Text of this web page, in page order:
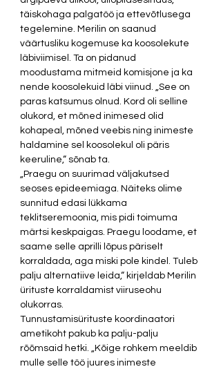
täiskohaga palgatöö ja ettevõtlusega
tegelemine. Merilin on saanud
väärtusliku kogemuse ka koosolekute
läbiviimisel. Ta on pidanud
moodustama mitmeid komisjone ja ka
nende koosolekuid läbi viinud. „See on
paras katsumus olnud. Kord oli selline
olukord, et mõned inimesed olid
kohapeal, mõned veebis ning inimeste
haldamine sel koosolekul oli päris
keeruline,“ sõnab ta.
„Praegu on suurimad väljakutsed
seoses epideemiaga. Näiteks olime
sunnitud edasi lükkama
teklitseremoonia, mis pidi toimuma
märtsi keskpaigas. Praegu loodame, et
saame selle aprilli lõpus päriselt
korraldada, aga miski pole kindel. Tuleb
palju alternatiive leida,“ kirjeldab Merilin
ürituste korraldamist viiruseohu
olukorras.
Tunnustamisürituste koordinaatori
ametikoht pakub ka palju-palju
rõõmsaid hetki. „Kõige rohkem meeldib
mulle selle töö juures inimeste